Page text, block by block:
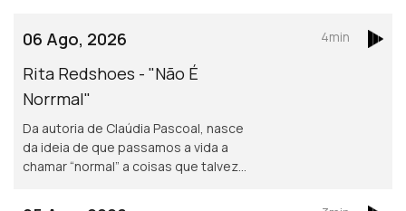
06 Ago, 2026
Rita Redshoes - "Não É
Norrmal"
Da autoria de Claúdia Pascoal, nasce
da ideia de que passamos a vida a
chamar “normal” a coisas que talvez
4min